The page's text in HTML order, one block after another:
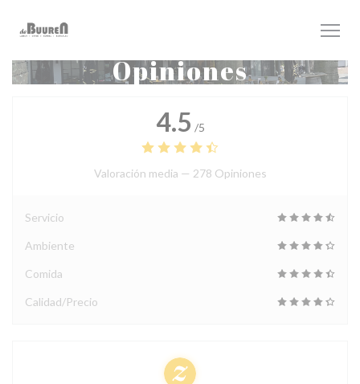
Opiniones
4.5 /5
Valoración media — 278 Opiniones
Servicio
Ambiente
Comida
Calidad/Precio